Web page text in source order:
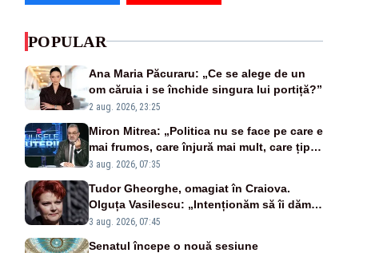
POPULAR
Ana Maria Păcuraru: „Ce se alege de un
om căruia i se închide singura lui portiță?”
2 aug. 2026, 23:25
Miron Mitrea: „Politica nu se face pe care e
mai frumos, care înjură mai mult, care țipă
mai tare, ci pe proiecte”
3 aug. 2026, 07:35
Tudor Gheorghe, omagiat în Craiova.
Olguța Vasilescu: „Intenționăm să îi dăm
numele lui”
3 aug. 2026, 07:45
Senatul începe o nouă sesiune